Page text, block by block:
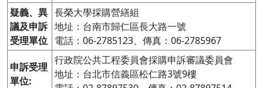
疑義、異
議及申訴
受理單位
長榮大學採購營繕組
地址：台南市歸仁區長大路一號
電話：06-2785123、傳真：06-2785967
申訴受理
單位:
行政院公共工程委員會採購申訴審議委員會
地址：台北市信義區松仁路3號9樓